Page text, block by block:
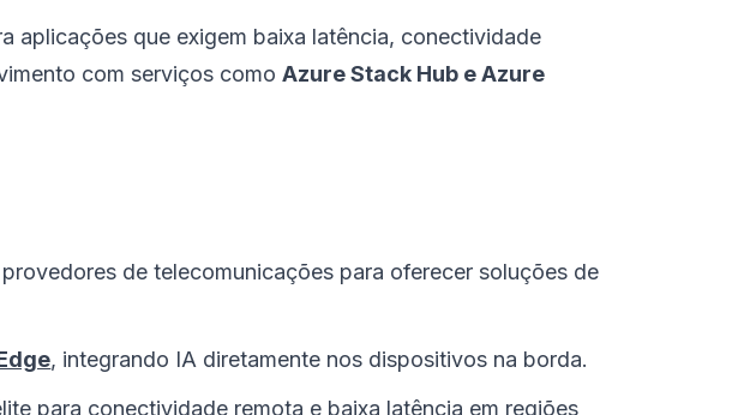
aplicações que exigem baixa latência, conectividade
com serviços como Azure Stack Hub e Azure
de telecomunicações para oferecer soluções de
, integrando IA diretamente nos dispositivos na borda.
para conectividade remota e baixa latência em regiões